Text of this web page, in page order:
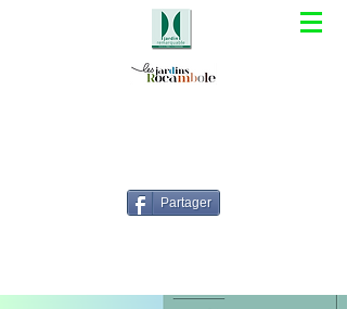
Partager